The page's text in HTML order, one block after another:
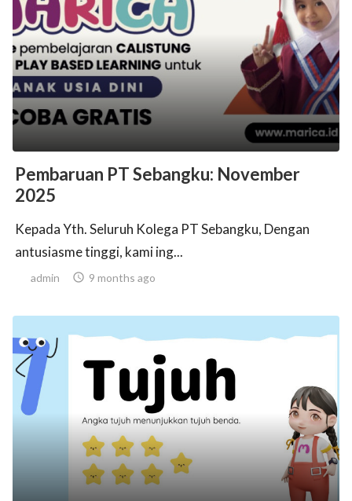
Pembaruan PT Sebangku: November
2025
Kepada Yth. Seluruh Kolega PT Sebangku, Dengan
antusiasme tinggi, kami ing...
admin  9 months ago